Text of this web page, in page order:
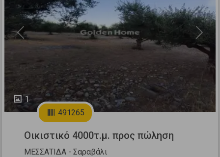
1
Previous Next
491265
Οικιστικό 4000τ.μ. προς πώληση
ΜΕΣΣΑΤΙΔΑ - Σαραβάλι